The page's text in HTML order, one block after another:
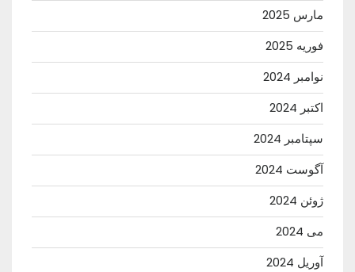
مارس 2025
فوریه 2025
نوامبر 2024
اکتبر 2024
سپتامبر 2024
آگوست 2024
ژوئن 2024
می 2024
آوریل 2024